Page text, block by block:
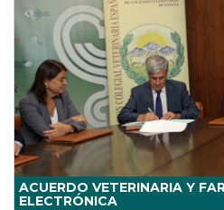
ACUERDO VETERINARIA Y
ELECTRÓNICA